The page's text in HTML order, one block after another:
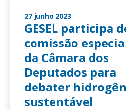
27 junho 2023
GESEL participa
comissão
da Câmara dos
Deputados para
debater
sustentável